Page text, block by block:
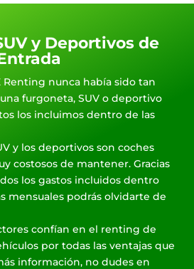
y Deportivos de
nunca había sido tan
furgoneta, SUV o deportivo
los incluimos dentro de las
y los deportivos son coches
costosos de mantener. Gracias
los gastos incluidos dentro
mensuales podrás olvidarte de
confían en el renting de
por todas las ventajas que
información, no dudes en